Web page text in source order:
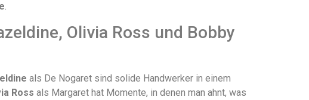
.
Olivia Ross und Bobby
als De Nogaret sind solide Handwerker in einem
Ross als Margaret hat Momente, in denen man ahnt, was